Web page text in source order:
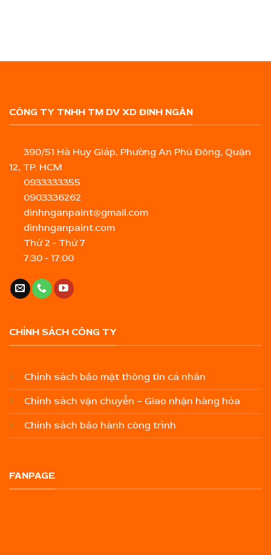
CÔNG TY TNHH TM DV XD ĐINH NGÂN
390/51 Hà Huy Giáp, Phường An Phú Đông, Quận
12, TP. HCM
0933333355
0903336262
dinhnganpaint@gmail.com
dinhnganpaint.com
Thứ 2 - Thứ 7
7:30 - 17:00
CHÍNH SÁCH CÔNG TY
Chính sách bảo mật thông tin cá nhân
Chính sách vận chuyển – Giao nhận hàng hóa
Chính sách bảo hành công trình
FANPAGE